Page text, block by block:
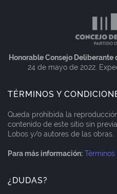
Honorable Consejo Deliberante
24 de mayo de 2022.
TÉRMINOS Y
Queda prohibida la
contenido de este sitio sin
Lobos y/o autores de las obras.
Para más información:
¿DUDAS?